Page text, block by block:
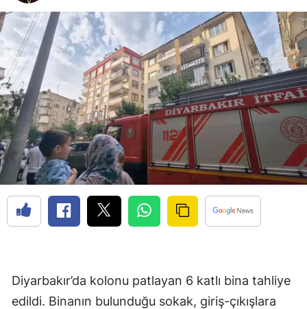
Diyarbakır’da kolonu patlayan 6 katlı bina tahliye
edildi. Binanın bulunduğu sokak, giriş-çıkışlara